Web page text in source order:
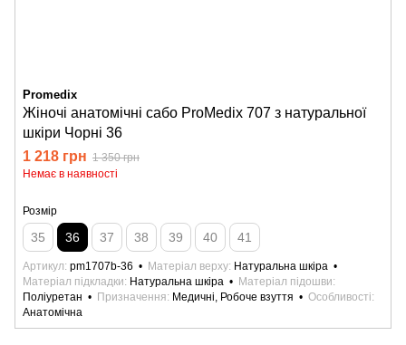
Promedix
Жіночі анатомічні сабо ProMedix 707 з натуральної
шкіри Чорні 36
1 218 грн 1 350 грн
Немає в наявності
Розмір
35 36 37 38 39 40 41
Артикул pm1707b-36 Матеріал верху Натуральна шкіра
Матеріал підкладки
Натуральна шкіра
Матеріал підошви
Поліуретан
Призначення Медичні, Робоче взуття
Особливості
Анатомічна